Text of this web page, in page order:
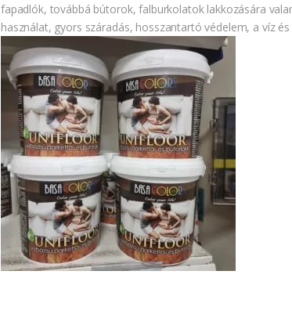
fapadlók, továbbá bútorok, falburkolatok lakkozására
használat, gyors száradás, hosszantartó védelem, a víz